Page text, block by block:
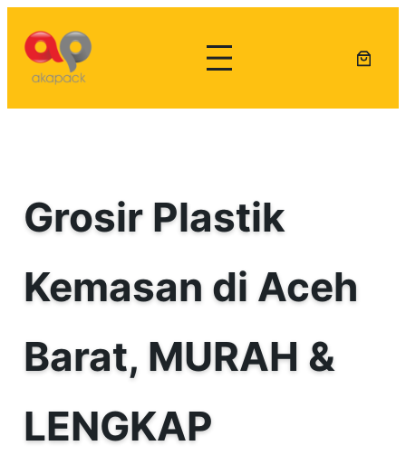
konten
Grosir Plastik
Kemasan di Aceh
Barat, MURAH &
LENGKAP